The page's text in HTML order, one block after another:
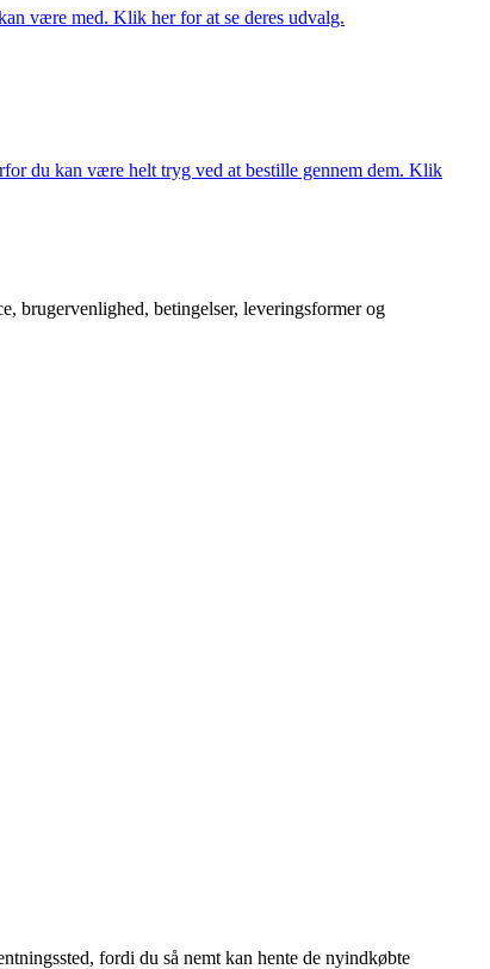
være med. Klik her for at se deres udvalg.
du kan være helt tryg ved at bestille gennem dem. Klik
brugervenlighed, betingelser, leveringsformer og
fordi du så nemt kan hente de nyindkøbte